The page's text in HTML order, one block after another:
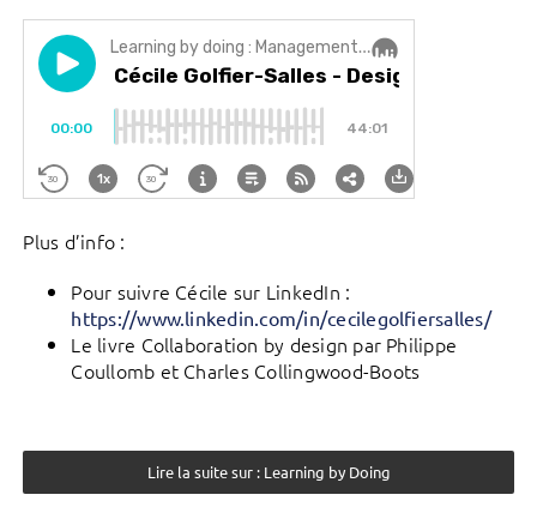
Plus d’info :
Pour suivre Cécile sur LinkedIn :
https://www.linkedin.com/in/cecilegolfiersalles/
Le livre Collaboration by design par Philippe
Coullomb et Charles Collingwood-Boots
Lire la suite sur : Learning by Doing